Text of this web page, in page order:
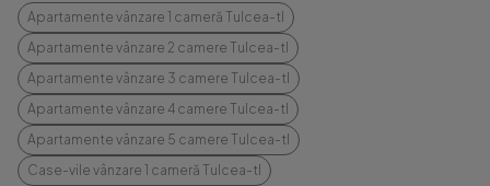
Apartamente vânzare 1 cameră Tulcea-tl
Apartamente vânzare 2 camere Tulcea-tl
Apartamente vânzare 3 camere Tulcea-tl
Apartamente vânzare 4 camere Tulcea-tl
Apartamente vânzare 5 camere Tulcea-tl
Case-vile vânzare 1 cameră Tulcea-tl